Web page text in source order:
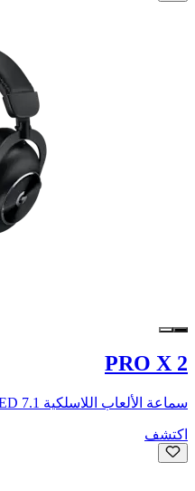
PRO X 2
سماعة الألعاب اللاسلكية LIGHTSPEED 7.1 مع Bluetooth
اكتشف